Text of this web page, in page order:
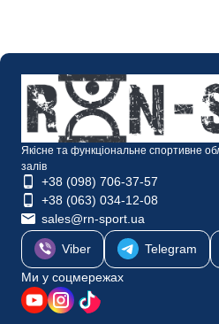
Якісне та функціональне спортивне
залів
+38 (098) 706-37-57
+38 (063) 034-12-08
sales@rn-sport.ua
Viber Telegram
Ми у соцмережах